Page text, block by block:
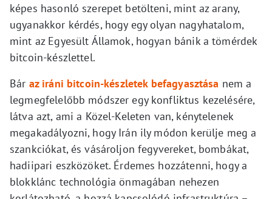
képes hasonló szerepet betölteni, mint az arany,
ugyanakkor kérdés, hogy egy olyan nagyhatalom,
mint az Egyesült Államok, hogyan bánik a tömérdek
bitcoin-készlettel.
Bár az iráni bitcoin-készletek befagyasztása nem a
legmegfelelőbb módszer egy konfliktus kezelésére,
látva azt, ami a Közel-Keleten van, kénytelenek
megakadályozni, hogy Irán ily módon kerülje meg a
szankciókat, és vásároljon fegyvereket, bombákat,
hadiipari eszközöket. Érdemes hozzátenni, hogy a
blokklánc technológia önmagában nehezen